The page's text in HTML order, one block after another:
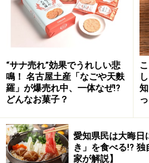
“サナ売れ”効果でうれしい悲
鳴！ 名古屋土産「なごや天麩
羅」が爆売れ中、一体なぜ!?
どんなお菓子？
愛知県民は大晦日
き」を食べる!?
家が解説】